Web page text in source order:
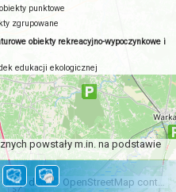
Map data © OpenStreetMap contributors, CC-BY-SA
Podkłady Mapy BDL
powstały m.in. na podstawie
punktowe
zgrupowane
obiekty rekreacyjno-wypoczynkowe i
edukacji ekologicznej
leśnej
klasa
kubaturowe
zgrupowane
kulturowe
obiekty dziedzictwa kulturowego
archeologiczne